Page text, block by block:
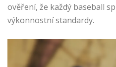
ověření, že každý baseball
výkonnostní standardy.